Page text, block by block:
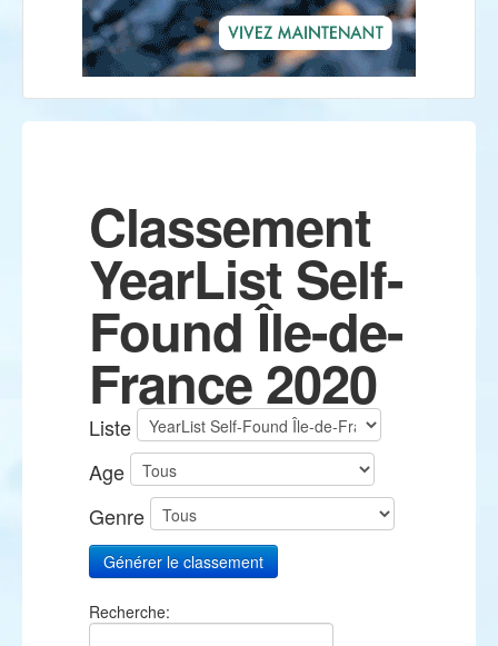
Classement
YearList Self-
Found Île-de-
France 2020
Liste
Age
Genre
Recherche: